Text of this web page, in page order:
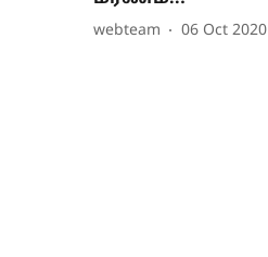
webteam 06 Oct 2020